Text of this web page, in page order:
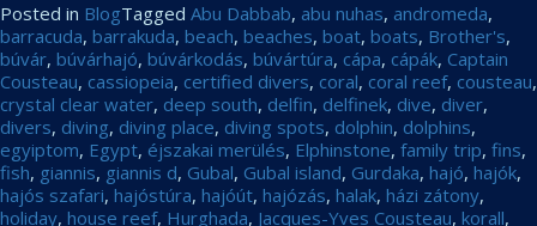
Posted in BlogTagged Abu Dabbab, abu nuhas, andromeda,
barracuda, barrakuda, beach, beaches, boat, boats, Brother's,
búvár, búvárhajó, búvárkodás, búvártúra, cápa, cápák, Captain
Cousteau, cassiopeia, certified divers, coral, coral reef, cousteau,
crystal clear water, deep south, delfin, delfinek, dive, diver,
divers, diving, diving place, diving spots, dolphin, dolphins,
egyiptom, Egypt, éjszakai merülés, Elphinstone, family trip, fins,
fish, giannis, giannis d, Gubal, Gubal island, Gurdaka, hajó, hajók,
hajós szafari, hajóstúra, hajóút, hajózás, halak, házi zátony,
holiday, house reef, Hurghada, Jacques-Yves Cousteau, korall,